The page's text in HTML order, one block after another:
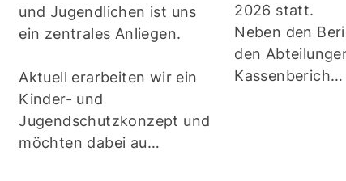
und Jugendlichen ist uns
ein zentrales Anliegen.
Aktuell erarbeiten wir ein
Kinder- und
Jugendschutzkonzept und
möchten dabei au…
2026 statt.
Neben den
den
Kassenberich…